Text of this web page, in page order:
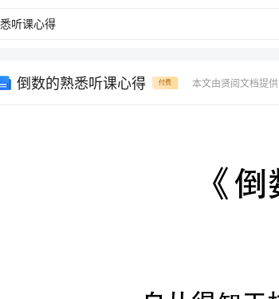
倒数的熟悉听课心得 付费 本文由贤阅文档提供